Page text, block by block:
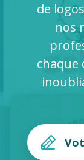
À propos
de
nos
chaque